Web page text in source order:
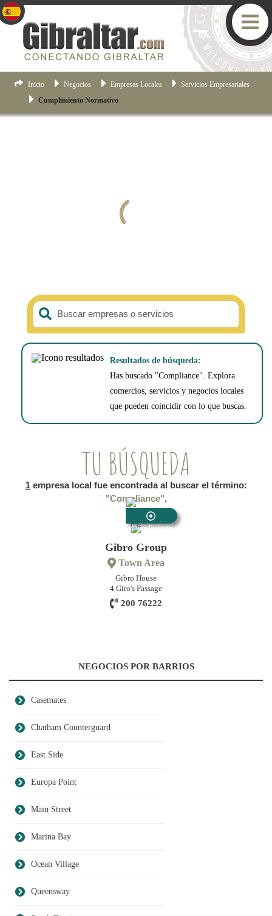
Inicio Negocios Empresas Locales
Servicios Empresariales
Cumplimiento Normativo
Buscar empresas o servicios
Resultados de búsqueda:
Has buscado "Compliance". Explora
comercios, servicios y negocios locales
que pueden coincidir con lo que buscas.
TU BÚSQUEDA
1empresa local fue encontrada al buscar el término:
"Compliance".
Cumplimiento
Gibro Group
Town Area
Gibro House
4 Giro's Passage
200 76222
NEGOCIOS POR BARRIOS
Casemates
Chatham Counterguard
East Side
Europa Point
Main Street
Marina Bay
Ocean Village
Queensway